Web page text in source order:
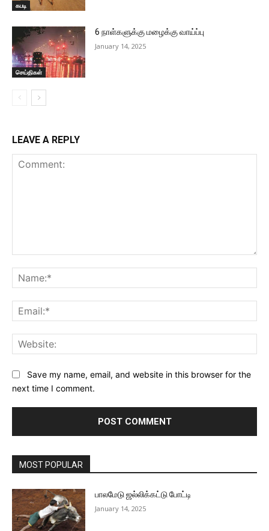
கபடி
செய்திகள்
6 நாள்களுக்கு மழைக்கு வாய்ப்பு
January 14, 2025
LEAVE A REPLY
Save my name, email, and website in this browser for the
next time I comment.
MOST POPULAR
பாலமேடு ஜல்லிக்கட்டு போட்டி
January 14, 2025